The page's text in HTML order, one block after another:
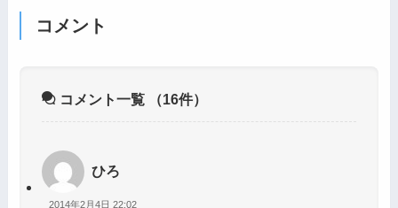
コメント
コメント一覧 （16件）
ひろ
2014年2月4日 22:02